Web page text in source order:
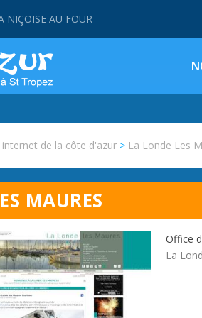
NIÇOISE AU FOUR
internet de la côte d'azur > La Londe Les
MAURES
Office
La